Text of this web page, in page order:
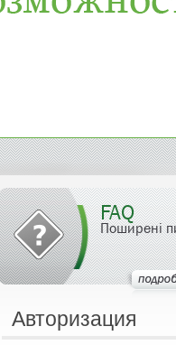
FAQ
Поширені
Авторизация